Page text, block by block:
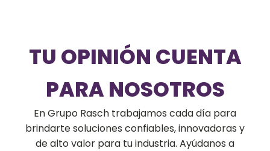
TU OPINIÓN CUENTA
PARA NOSOTROS
En Grupo Rasch trabajamos cada día para
brindarte soluciones confiables, innovadoras y
de alto valor para tu industria. Ayúdanos a